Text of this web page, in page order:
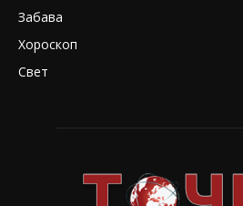
Забава
Хороскоп
Свет